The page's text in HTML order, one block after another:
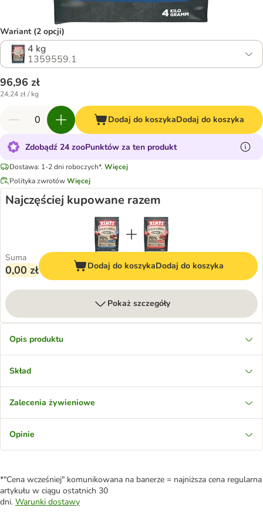
Wariant (2 opcji)
4 kg
1359559.1
96,96 zł
24,24 zł / kg
Dodaj do koszykaDodaj do koszyka
Zdobądź 24 zooPunktów za ten produkt
Dostawa: 1-2 dni roboczych*. Więcej
Polityka zwrotówWięcej
Najczęściej kupowane razem
Suma
0,00 zł Dodaj do koszykaDodaj do koszyka
Pokaż szczegóły
Opis produktu
Skład
Zalecenia żywieniowe
Opinie
*"Cena wcześniej" komunikowana na banerze = najniższa cena regularna
artykułu w ciągu ostatnich 30
dni. Warunki dostawy